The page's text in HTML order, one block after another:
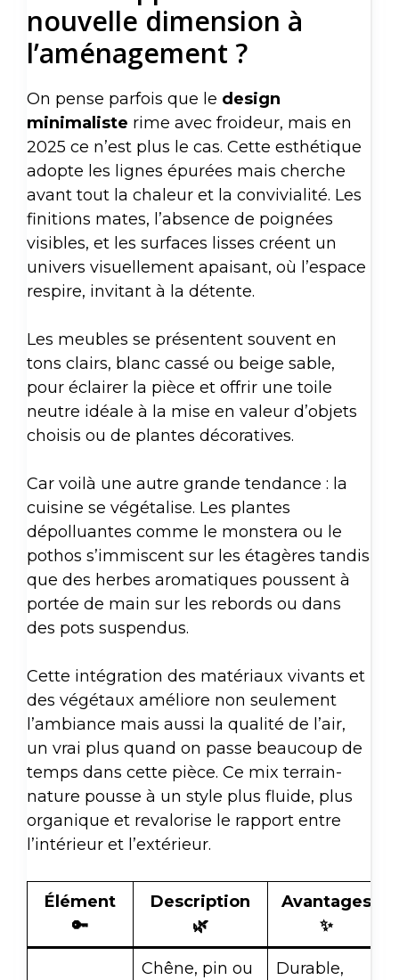
nouvelle dimension à
l’aménagement ?
On pense parfois que le design
minimaliste rime avec froideur, mais en
2025 ce n’est plus le cas. Cette esthétique
adopte les lignes épurées mais cherche
avant tout la chaleur et la convivialité. Les
finitions mates, l’absence de poignées
visibles, et les surfaces lisses créent un
univers visuellement apaisant, où l’espace
respire, invitant à la détente.
Les meubles se présentent souvent en
tons clairs, blanc cassé ou beige sable,
pour éclairer la pièce et offrir une toile
neutre idéale à la mise en valeur d’objets
choisis ou de plantes décoratives.
Car voilà une autre grande tendance : la
cuisine se végétalise. Les plantes
dépolluantes comme le monstera ou le
pothos s’immiscent sur les étagères tandis
que des herbes aromatiques poussent à
portée de main sur les rebords ou dans
des pots suspendus.
Cette intégration des matériaux vivants et
des végétaux améliore non seulement
l’ambiance mais aussi la qualité de l’air,
un vrai plus quand on passe beaucoup de
temps dans cette pièce. Ce mix terrain-
nature pousse à un style plus fluide, plus
organique et revalorise le rapport entre
l’intérieur et l’extérieur.
Élément
🔑
Description
🌿
Avantages
✨
Chêne, pin ou
Durable,